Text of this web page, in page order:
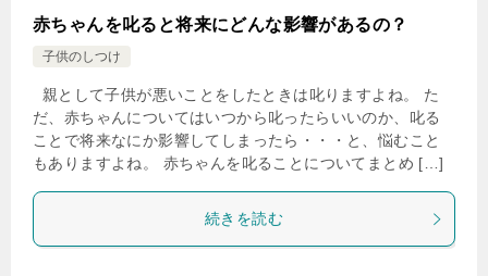
赤ちゃんを叱ると将来にどんな影響があるの？
子供のしつけ
親として子供が悪いことをしたときは叱りますよね。 た
だ、赤ちゃんについてはいつから叱ったらいいのか、叱る
ことで将来なにか影響してしまったら・・・と、悩むこと
もありますよね。 赤ちゃんを叱ることについてまとめ […]
続きを読む